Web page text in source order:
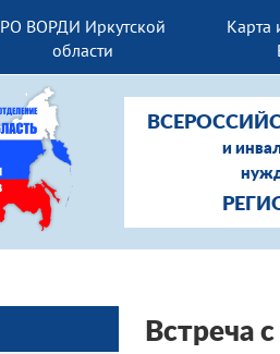
РО ВОРДИ Иркутской
области
Карта
и
Встреча